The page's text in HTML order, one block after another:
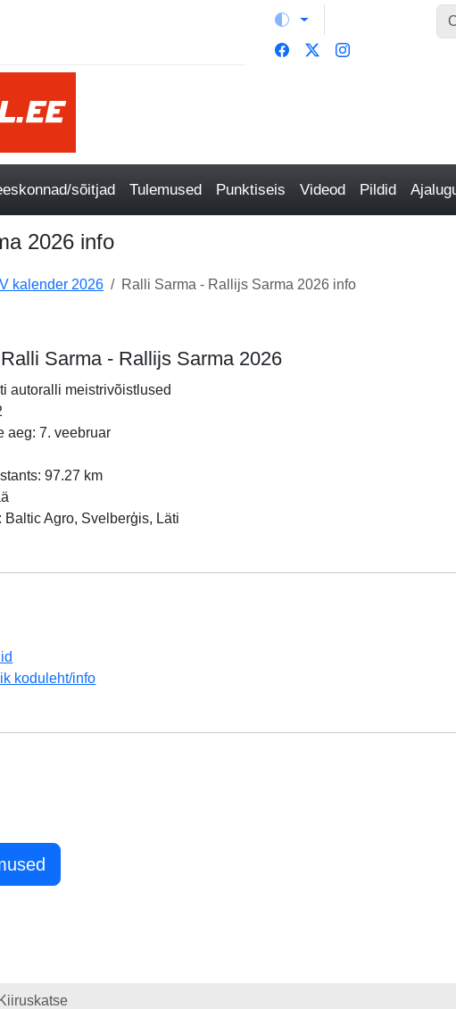
sõitjad Tulemused Punktiseis Videod Pildid
2026 info
kalender 2026 Ralli Sarma - Rallijs Sarma 2026 info
Sarma - Rallijs Sarma 2026
autoralli meistrivõistlused
aeg: 7. veebruar
97.27 km
Baltic Agro, Svelberģis, Läti
koduleht/info
Kiiruskatse